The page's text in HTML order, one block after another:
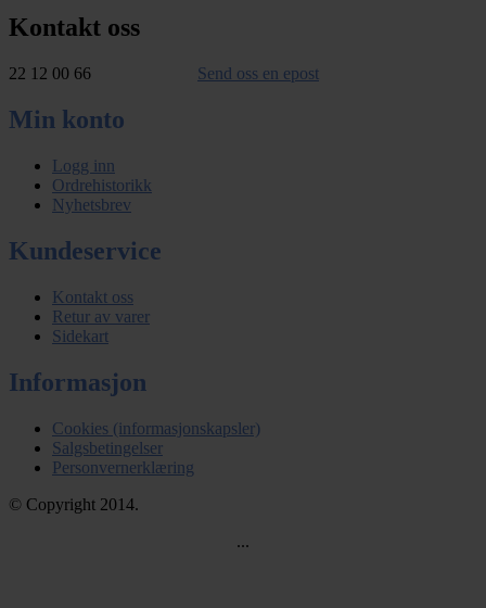
Kontakt oss
22 12 00 66 Send oss en epost
Min konto
Logg inn
Ordrehistorikk
Nyhetsbrev
Kundeservice
Kontakt oss
Retur av varer
Sidekart
Informasjon
Cookies (informasjonskapsler)
Salgsbetingelser
Personvernerklæring
© Copyright 2014.
...